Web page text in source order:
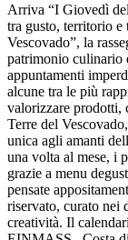
Arriva “I Giovedì
tra gusto, territorio
Vescovado”, la
patrimonio culinario
appuntamenti
alcune tra le più
valorizzare prodotti,
Terre del
unica agli amanti
una volta al mese, i
grazie a menu
pensate
riservato, curato nei
creatività. Il